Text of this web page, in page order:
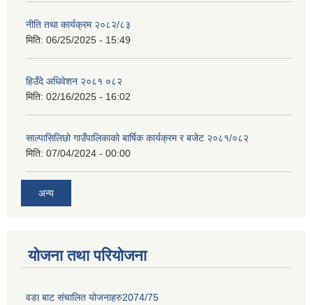
नीति तथा कार्यक्रम २०८२/८३
मिति: 06/25/2025 - 15:49
हिउँदे अधिवेशन २०८१ ०८२
मिति: 02/16/2025 - 16:02
साल्पासिलिछो गाउँपालिकाको बार्षिक कार्यक्रम र बजेट २०८१/०८२
मिति: 07/04/2024 - 00:00
अन्य
योजना तथा परियोजना
वडा बाट संचालित योजनाहरु2074/75